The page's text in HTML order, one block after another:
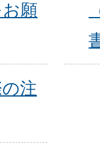
願
注